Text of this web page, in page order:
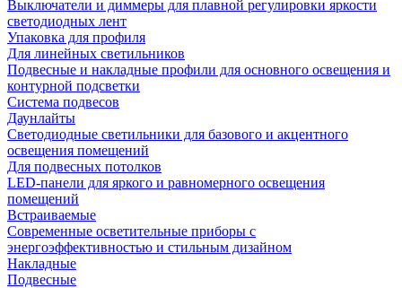
Выключатели и диммеры для плавной регулировки яркости
светодиодных лент
Упаковка для профиля
Для линейных светильников
Подвесные и накладные профили для основного освещения и
контурной подсветки
Система подвесов
Даунлайты
Светодиодные светильники для базового и акцентного
освещения помещений
Для подвесных потолков
LED-панели для яркого и равномерного освещения
помещений
Встраиваемые
Современные осветительные приборы с
энергоэффективностью и стильным дизайном
Накладные
Подвесные